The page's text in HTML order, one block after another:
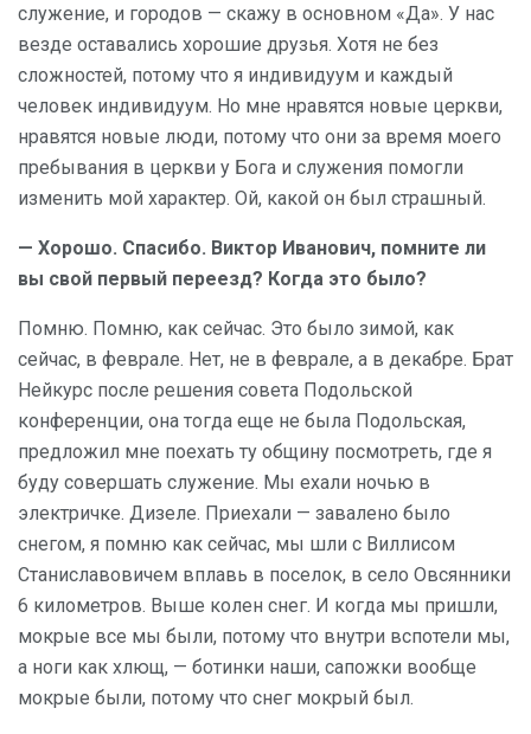
служение, и городов — скажу в основном «Да». У нас
везде оставались хорошие друзья. Хотя не без
сложностей, потому что я индивидуум и каждый
человек индивидуум. Но мне нравятся новые церкви,
нравятся новые люди, потому что они за время моего
пребывания в церкви у Бога и служения помогли
изменить мой характер. Ой, какой он был страшный.
— Хорошо. Спасибо. Виктор Иванович, помните ли
вы свой первый переезд? Когда это было?
Помню. Помню, как сейчас. Это было зимой, как
сейчас, в феврале. Нет, не в феврале, а в декабре. Брат
Нейкурс после решения совета Подольской
конференции, она тогда еще не была Подольская,
предложил мне поехать ту общину посмотреть, где я
буду совершать служение. Мы ехали ночью в
электричке. Дизеле. Приехали — завалено было
снегом, я помню как сейчас, мы шли с Виллисом
Станиславовичем вплавь в поселок, в село Овсянники
6 километров. Выше колен снег. И когда мы пришли,
мокрые все мы были, потому что внутри вспотели мы,
а ноги как хлющ, — ботинки наши, сапожки вообще
мокрые были, потому что снег мокрый был.